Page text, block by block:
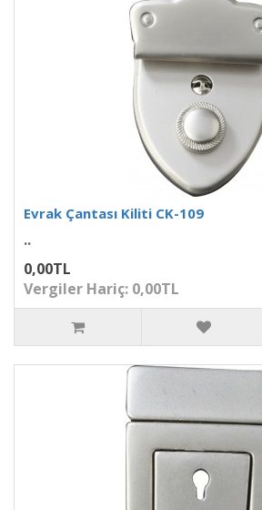
Evrak Çantası Kiliti CK-109
..
0,00TL
Vergiler Hariç: 0,00TL